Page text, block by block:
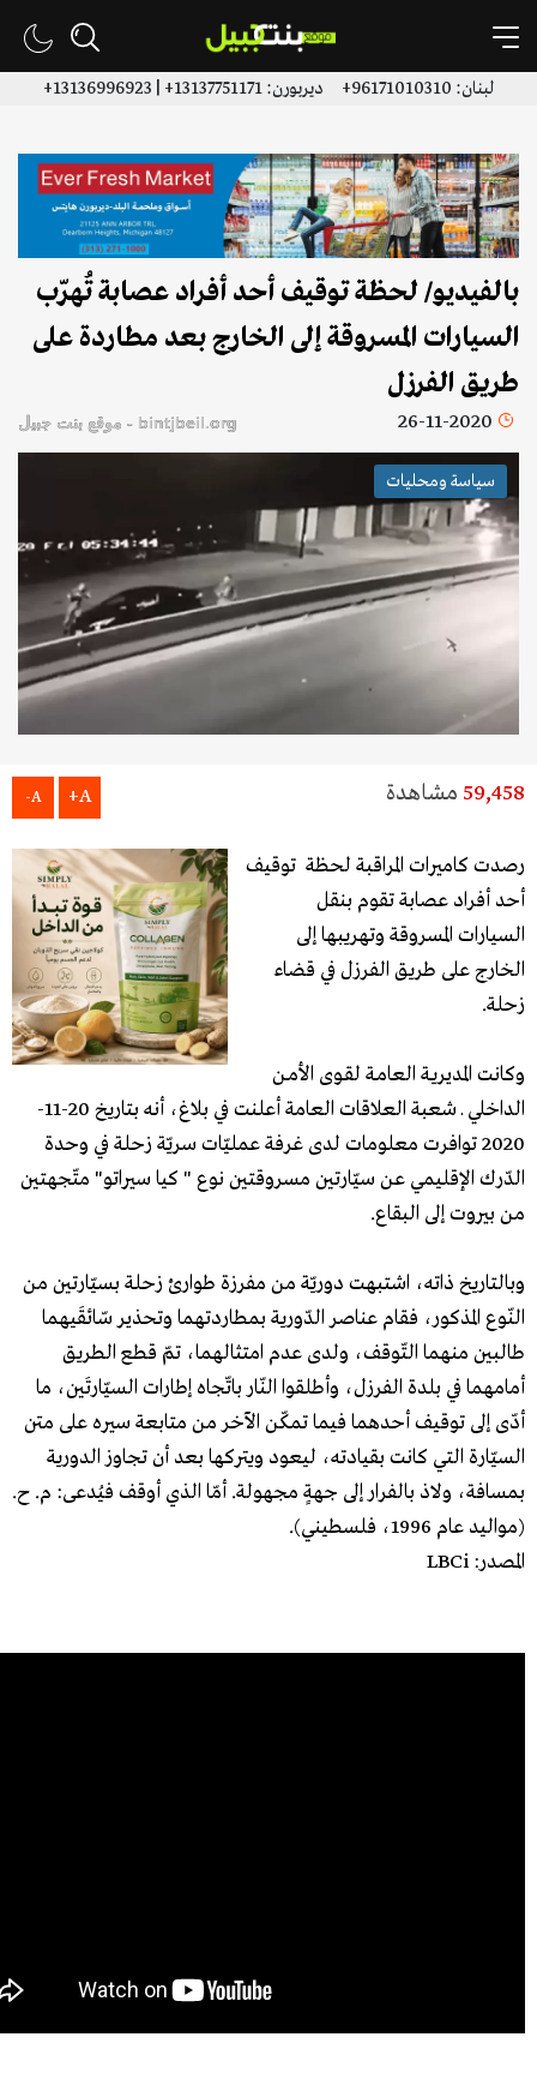
لبنان: 96171010310+ ديربورن: 13137751171+ | 13136996923+
بالفيديو/ لحظة توقيف أحد أفراد عصابة تُهرّب
السيارات المسروقة إلى الخارج بعد مطاردة على
طريق الفرزل
26-11-2020 bintjbeil.org - موقع بنت جبيل
سياسة ومحليات
59,458 مشاهدة A+
A-
رصدت كاميرات المراقبة لحظة توقيف
أحد أفراد عصابة تقوم بنقل
السيارات المسروقة وتهريبها إلى
الخارج على طريق الفرزل في قضاء
زحلة.
وكانت المديريـة العامـة لقـوى الأمـن
الداخلي ـ شعبة العلاقات العامة أعلنت في بلاغ، أنه بتاريخ 20-11-
2020 توافرت معلومات لدى غرفة عمليّات سريّة زحلة في وحدة
الدّرك الإقليمي عن سيّارتين مسروقتين نوع " كيا سيراتو" متّجهتين
من بيروت إلى البقاع.
وبالتاريخ ذاته، اشتبهت دوريّة من مفرزة طوارئ زحلة بسيّارتين من
النّوع المذكور، فقام عناصر الدّورية بمطاردتهما وتحذير سّائقَيهما
طالبين منهما التّوقف، ولدى عدم امتثالهما، تمّ قطع الطريق
أمامهما في بلدة الفرزل، وأطلقوا النّار باتّجاه إطارات السيّارتَين، ما
أدّى إلى توقيف أحدهما فيما تمكّن الآخر من متابعة سيره على متن
السيّارة التي كانت بقيادته، ليعود ويتركها بعد أن تجاوز الدورية
بمسافة، ولاذ بالفرار إلى جهةٍ مجهولة. أمّا الذي أوقف فيُدعى: م. ح.
(مواليد عام 1996، فلسطيني).
المصدر: LBCi